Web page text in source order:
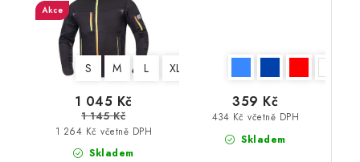
Akce
S M L XL
Skladem
1 264 Kč včetně DPH
1 045 Kč
1 145 Kč
Skladem
434 Kč včetně DPH
359 Kč